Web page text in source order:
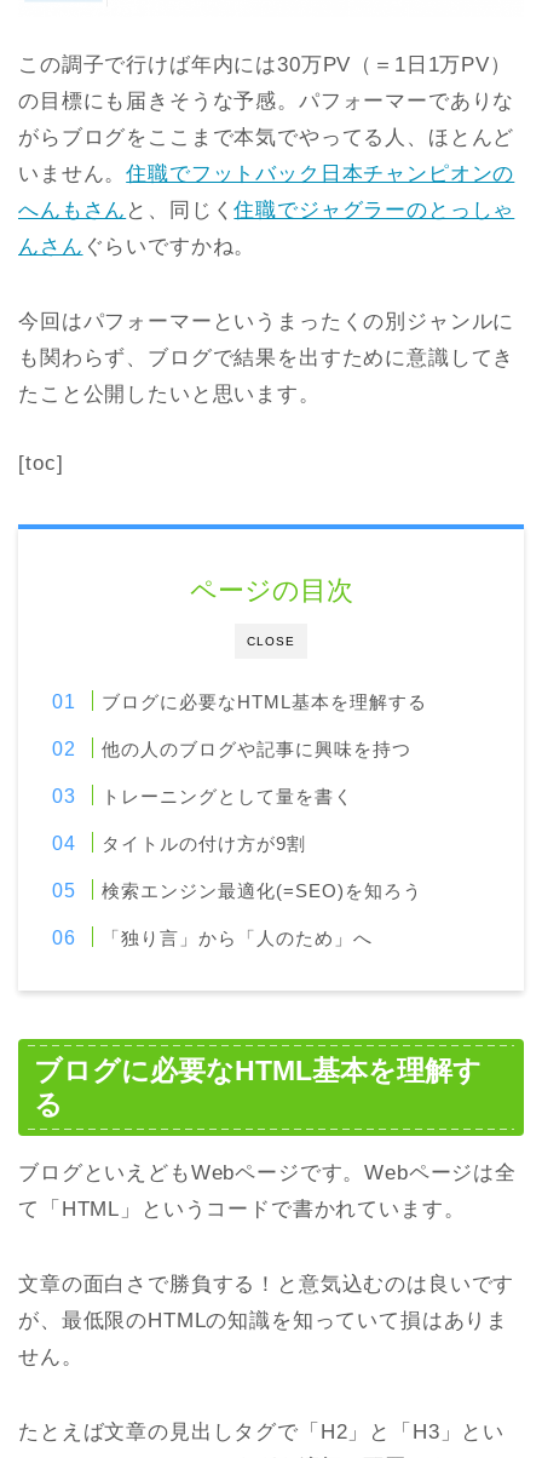
この調子で行けば年内には30万PV（＝1日1万PV）
の目標にも届きそうな予感。パフォーマーでありな
がらブログをここまで本気でやってる人、ほとんど
いません。住職でフットバック日本チャンピオンの
へんもさん と、同じく住職でジャグラーのとっしゃ
んさん ぐらいですかね。
今回はパフォーマーというまったくの別ジャンルに
も関わらず、ブログで結果を出すために意識してき
たこと公開したいと思います。
[toc]
CLOSE
ページの目次
ブログに必要なHTML基本を理解する
他の人のブログや記事に興味を持つ
トレーニングとして量を書く
タイトルの付け方が9割
検索エンジン最適化(=SEO)を知ろう
「独り言」から「人のため」へ
ブログに必要なHTML基本を理解す
る
ブログといえどもWebページです。Webページは全
て「HTML」というコードで書かれています。
文章の面白さで勝負する！と意気込むのは良いです
が、最低限のHTMLの知識を知っていて損はありま
せん。
たとえば文章の見出しタグで「H2」と「H3」とい